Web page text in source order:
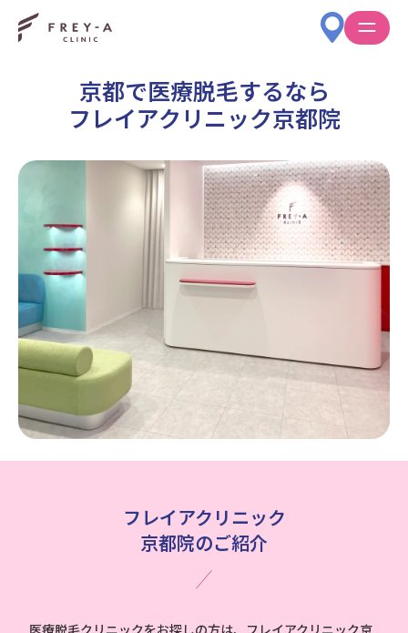
京都で医療脱毛するなら
フレイアクリニック京都院
フレイアクリニック
京都院のご紹介
医療脱毛クリニックをお探しの方は、フレイアクリニック京